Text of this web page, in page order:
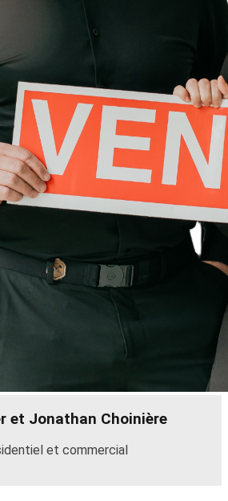
et Jonathan Choinière
et commercial